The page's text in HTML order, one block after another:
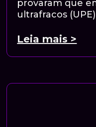
provaram que
ultrafracos
Leia mais >